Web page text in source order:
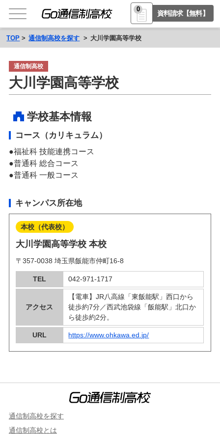
0
資料請求【無料】
TOP 通信制高校を探す 大川学園高等学校
通信制高校
大川学園高等学校
学校基本情報
コース（カリキュラム）
福祉科 技能連携コース
普通科 総合コース
普通科 一般コース
キャンパス所在地
本校（代表校）
大川学園高等学校 本校
〒357-0038 埼玉県飯能市仲町16-8
TEL 042-971-1717
アクセス
【電車】JR八高線「東飯能駅」西口から
徒歩約7分／西武池袋線「飯能駅」北口か
ら徒歩約2分。
URL https://www.ohkawa.ed.jp/
通信制高校を探す
通信制高校とは